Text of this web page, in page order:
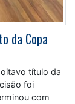
da Copa
título da
foi
com